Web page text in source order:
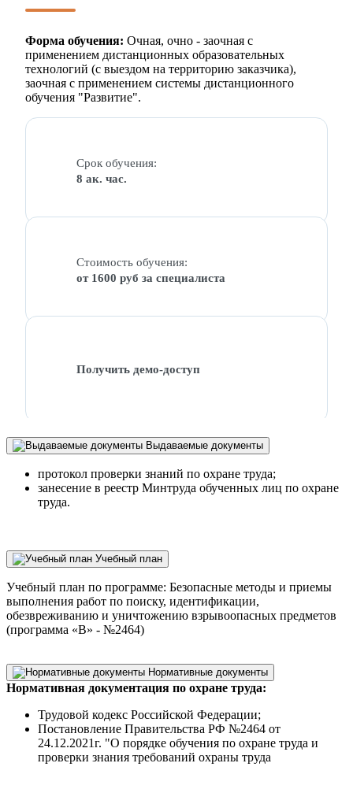
Форма обучения: Очная, очно - заочная с
применением дистанционных образовательных
технологий (с выездом на территорию заказчика),
заочная с применением системы дистанционного
обучения "Развитие".
Срок обучения:
8 ак. час.
Стоимость обучения:
от 1600 руб за специалиста
Получить демо-доступ
Выдаваемые документы
протокол проверки знаний по охране труда;
занесение в реестр Минтруда обученных лиц по охране
труда.
Учебный план
Учебный план по программе: Безопасные методы и приемы
выполнения работ по поиску, идентификации,
обезвреживанию и уничтожению взрывоопасных предметов
(программа «В» - №2464)
Нормативные документы
Нормативная документация по охране труда:
Трудовой кодекс Российской Федерации;
Постановление Правительства РФ №2464 от
24.12.2021г. "О порядке обучения по охране труда и
проверки знания требований охраны труда